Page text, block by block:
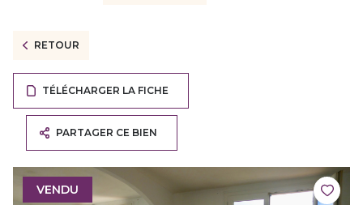
RETOUR
TÉLÉCHARGER LA FICHE
PARTAGER CE BIEN
VENDU